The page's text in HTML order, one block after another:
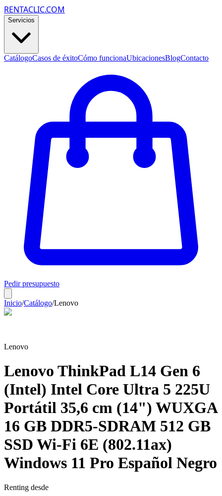
RENTACLIC.COM
Servicios
CatálogoCasos de éxitoCómo funcionaUbicacionesBlogContacto
Pedir presupuesto
Inicio/Catálogo/Lenovo
Lenovo
Lenovo ThinkPad L14 Gen 6
(Intel) Intel Core Ultra 5 225U
Portátil 35,6 cm (14") WUXGA
16 GB DDR5-SDRAM 512 GB
SSD Wi-Fi 6E (802.11ax)
Windows 11 Pro Español Negro
Renting desde